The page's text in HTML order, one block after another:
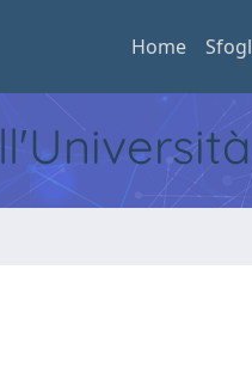
Home